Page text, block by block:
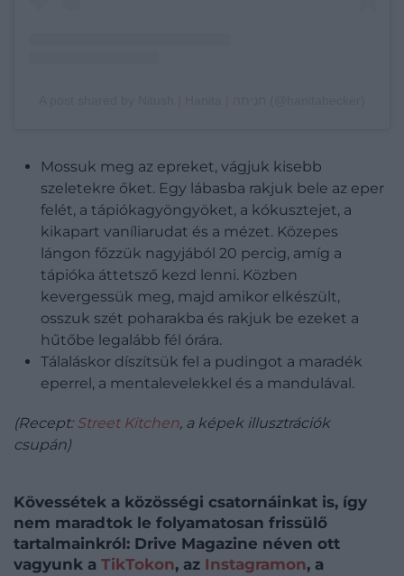
Mossuk meg az epreket, vágjuk kisebb
szeletekre őket. Egy lábasba rakjuk bele az eper
felét, a tápiókagyöngyöket, a kókusztejet, a
kikapart vaníliarudat és a mézet. Közepes
lángon főzzük nagyjából 20 percig, amíg a
tápióka áttetsző kezd lenni. Közben
kevergessük meg, majd amikor elkészült,
osszuk szét poharakba és rakjuk be ezeket a
hűtőbe legalább fél órára.
Tálaláskor díszítsük fel a pudingot a maradék
eperrel, a mentalevelekkel és a mandulával.
(Recept: Street Kitchen, a képek illusztrációk
csupán)
Kövessétek a közösségi csatornáinkat is, így
nem maradtok le folyamatosan frissülő
tartalmainkról: Drive Magazine néven ott
vagyunk a TikTokon, az Instagramon, a